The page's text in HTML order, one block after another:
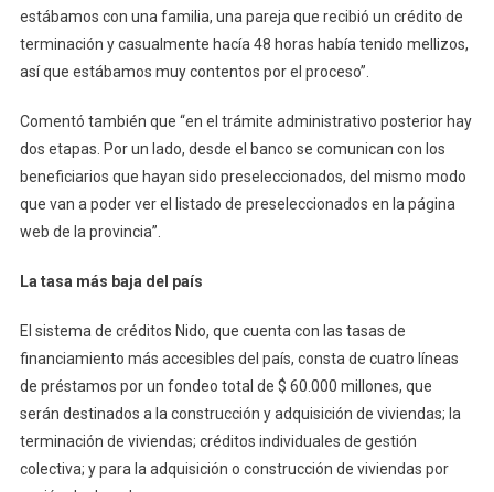
estábamos con una familia, una pareja que recibió un crédito de
terminación y casualmente hacía 48 horas había tenido mellizos,
así que estábamos muy contentos por el proceso”.
Comentó también que “en el trámite administrativo posterior hay
dos etapas. Por un lado, desde el banco se comunican con los
beneficiarios que hayan sido preseleccionados, del mismo modo
que van a poder ver el listado de preseleccionados en la página
web de la provincia”.
La tasa más baja del país
El sistema de créditos Nido, que cuenta con las tasas de
financiamiento más accesibles del país, consta de cuatro líneas
de préstamos por un fondeo total de $ 60.000 millones, que
serán destinados a la construcción y adquisición de viviendas; la
terminación de viviendas; créditos individuales de gestión
colectiva; y para la adquisición o construcción de viviendas por